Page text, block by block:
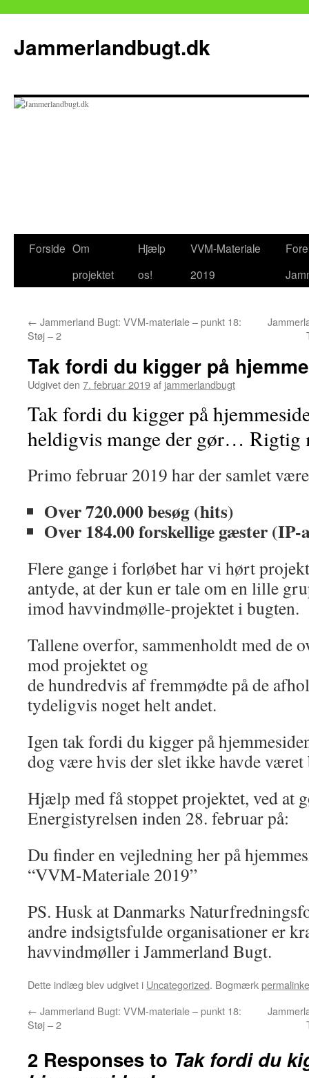
Jammerlandbugt.dk
Hop
Forside Om
projektet
Hjælp
os!
VVM-Materiale
2019
← Jammerland Bugt: VVM-materiale – punkt 18:
Støj – 2
Tak fordi du kigger på
Udgivet den 7. februar 2019af jammerlandbugt
Tak fordi du kigger på
heldigvis mange der gør… Rigtig
Primo februar 2019 har der samlet
Over 720.000 besøg (hits)
Over 184.00 forskellige gæster (IP-
Flere gange i forløbet har vi hørt
antyde, at der kun er tale om en lille
imod havvindmølle-projektet i bugten.
Tallene overfor, sammenholdt med de
mod projektet og
de hundredvis af fremmødte på de
tydeligvis noget helt andet.
Igen tak fordi du kigger på
dog være hvis der slet ikke havde
Hjælp med få stoppet projektet, ved at
Energistyrelsen inden 28. februar
Du finder en vejledning her på
“VVM-Materiale 2019”
PS. Husk at Danmarks
andre indsigtsfulde organisationer er
havvindmøller i Jammerland Bugt.
Dette indlæg blev udgivet i Uncategorized. Bogmærk
← Jammerland Bugt: VVM-materiale – punkt 18:
Støj – 2
2 Responses to Tak fordi du